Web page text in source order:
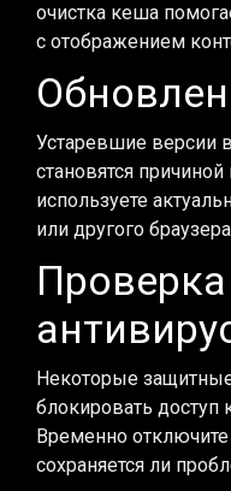
очистка кеша
с отображением
Устаревшие версии
становятся
используете
или другого
Проверка
Некоторые
блокировать
Временно отключите
сохраняется ли